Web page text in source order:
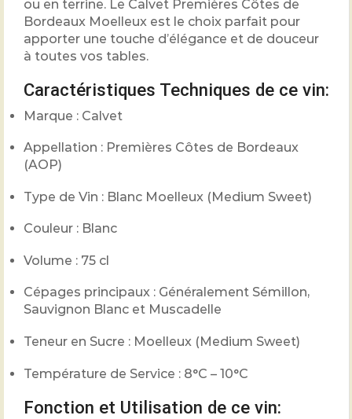
ou en terrine. Le Calvet Premières Côtes de
Bordeaux Moelleux est le choix parfait pour
apporter une touche d’élégance et de douceur
à toutes vos tables.
Caractéristiques Techniques de ce vin:
Marque : Calvet
Appellation : Premières Côtes de Bordeaux
(AOP)
Type de Vin : Blanc Moelleux (Medium Sweet)
Couleur : Blanc
Volume : 75 cl
Cépages principaux : Généralement Sémillon,
Sauvignon Blanc et Muscadelle
Teneur en Sucre : Moelleux (Medium Sweet)
Température de Service : 8°C – 10°C
Fonction et Utilisation de ce vin: